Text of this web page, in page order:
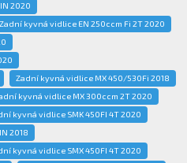
2020
Zadní kyvná vidlice EN 250ccm Fi 2T 2020
Zadní kyvná vidlice MX 450/530Fi 2018
kyvná vidlice MX 300ccm 2T 2020
kyvná vidlice SMK 450FI 4T 2020
2018
kyvná vidlice SMX 450FI 4T 2020